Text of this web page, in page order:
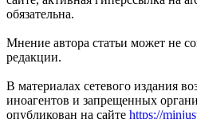
обязательна.
Мнение автора статьи может не
редакции.
В материалах сетевого издания
иноагентов и запрещенных
опубликован на сайте https://